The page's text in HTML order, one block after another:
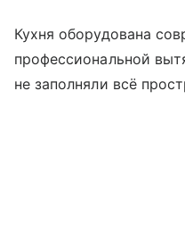
Кухня оборудована
профессиональной
не заполняли всё